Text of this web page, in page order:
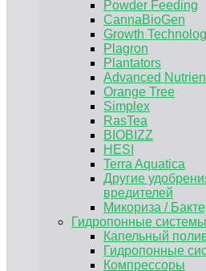
вредителей
Микориза /
Гидропонные
Капельный полив
Гидропонные
Компрессоры
Помпы
Аэраторные
Гроутенты
Комплектующие
Гроутенты
Гроутенты
Гроутенты
Освещение для
Светильники
Светодиодные
board
Лампы ДНАТ
Powder Feeding
CannaBioGen
Growth
Plagron
Plantators
Advanced
Orange Tree
Simplex
RasTea
BIOBIZZ
HESI
Terra Aquatica
Другие
вредителей
Микориза /
Гидропонные
Капельный
Гидропонные
Компрессоры